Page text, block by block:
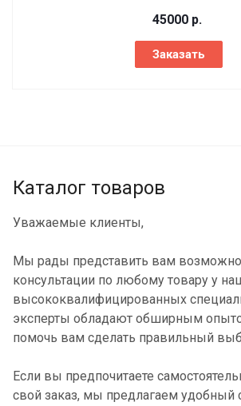
45000 р.
Заказать
Каталог товаров
Уважаемые клиенты,
Мы рады представить вам
консультации по любому товару у
высококвалифицированных
эксперты обладают обширным
помочь вам сделать правильный
Если вы предпочитаете
свой заказ, мы предлагаем удобный